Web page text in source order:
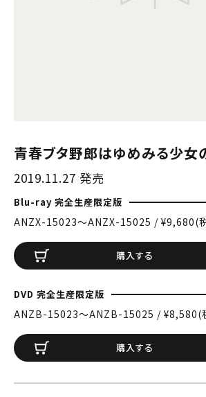
青春ブタ野郎はゆめみる少女
2019.11.27 発売
Blu-ray 完全生産限定版
ANZX-15023〜ANZX-15025 / ¥9,680(
購入する
DVD 完全生産限定版
ANZB-15023〜ANZB-15025 / ¥8,580(
購入する